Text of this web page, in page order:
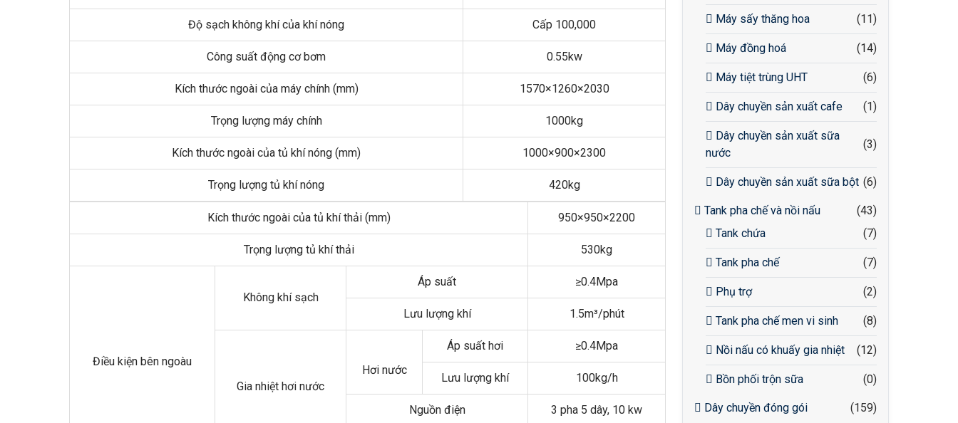
Độ sạch không khí của khí nóng Cấp 100,000
Công suất động cơ bơm 0.55kw
Kích thước ngoài của máy chính (mm) 1570×1260×2030
Trọng lượng máy chính 1000kg
Kích thước ngoài của tủ khí nóng (mm) 1000×900×2300
Trọng lượng tủ khí nóng 420kg
Kích thước ngoài của tủ khí thải (mm) 950×950×2200
Trọng lượng tủ khí thải 530kg
Điều kiện bên ngoàu
Không khí sạch
Áp suất ≥0.4Mpa
Lưu lượng khí 1.5m³/phút
Gia nhiệt hơi nước
Hơi nước
Áp suất hơi ≥0.4Mpa
Lưu lượng khí 100kg/h
Nguồn điện 3 pha 5 dây, 10 kw
Máy sấy thăng hoa (11)
Máy đồng hoá (14)
Máy tiệt trùng UHT (6)
Dây chuyền sản xuất cafe (1)
Dây chuyền sản xuất sữa
nước
(3)
Dây chuyền sản xuất sữa bột (6)
Tank pha chế và nồi nấu
(43)
Tank chứa
(7)
Tank pha chế (7)
Phụ trợ (2)
Tank pha chế men vi sinh (8)
Nồi nấu có khuấy gia nhiệt (12)
Bồn phối trộn sữa (0)
Dây chuyền đóng gói
(159)